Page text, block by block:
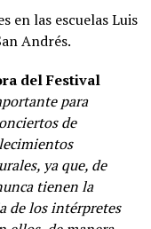
en las escuelas Luis
Andrés.
del Festival
para
de
ya que, de
tienen la
de los intérpretes